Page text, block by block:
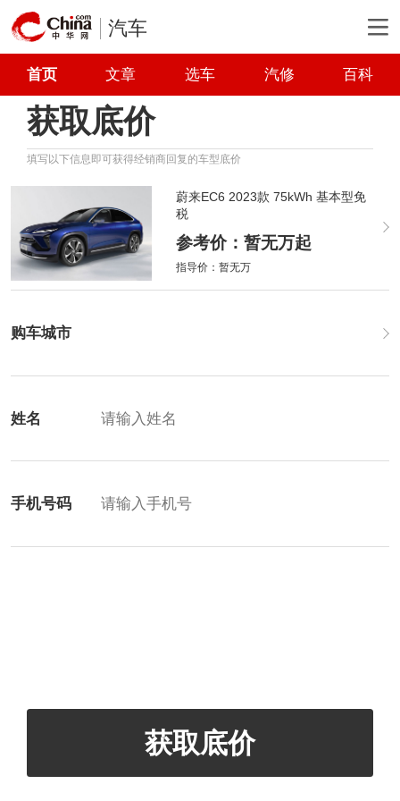
汽车
首页 文章 选车 汽修 百科
获取底价
填写以下信息即可获得经销商回复的车型底价
蔚来EC6 2023款 75kWh 基本型免
税
参考价：暂无万起
指导价：暂无万
购车城市
姓名
手机号码
获取底价